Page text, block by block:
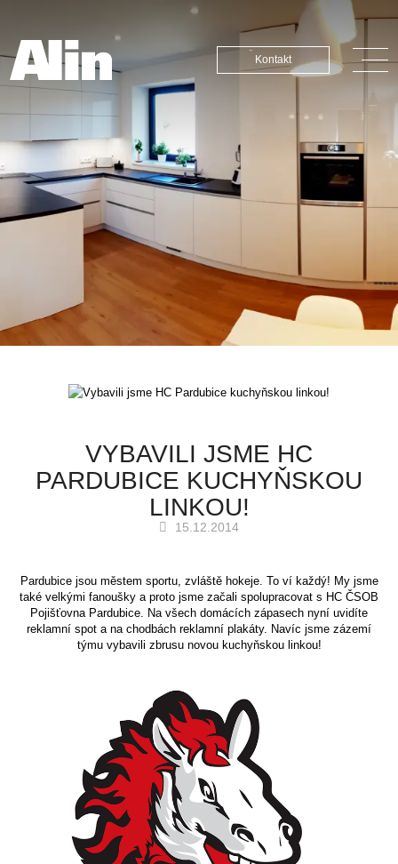
Kontakt
VYBAVILI JSME HC
PARDUBICE KUCHYŇSKOU
LINKOU!
15.12.2014
Pardubice jsou městem sportu, zvláště hokeje. To ví každý! My jsme
také velkými fanoušky a proto jsme začali spolupracovat s HC ČSOB
Pojišťovna Pardubice. Na všech domácích zápasech nyní uvidíte
reklamní spot a na chodbách reklamní plakáty. Navíc jsme zázemí
týmu vybavili zbrusu novou kuchyňskou linkou!